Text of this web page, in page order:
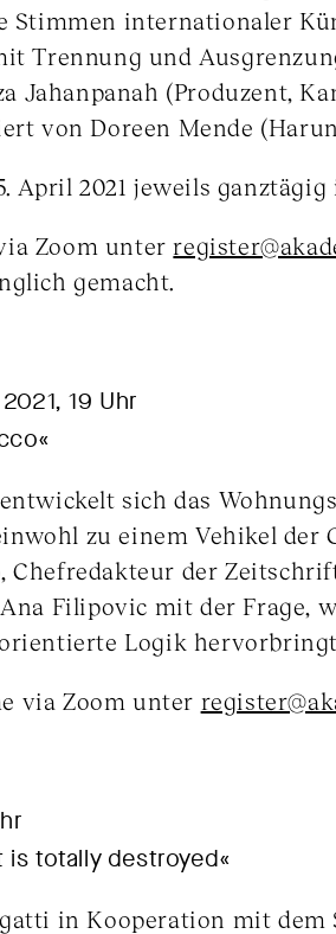
Stimmen internationaler
Trennung und
Jahanpanah (Produzent,
von Doreen Mende
April 2021 jeweils
Zoom unter
gemacht.
19 Uhr
sich das
zu einem Vehikel der
Chefredakteur der
Filipovic mit der Frage,
Logik
via Zoom unter
is totally destroyed«
in Kooperation mit dem